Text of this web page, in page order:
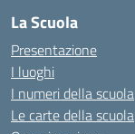
La Scuola
Presentazione
I luoghi
I numeri della scuola
Le carte della scuola